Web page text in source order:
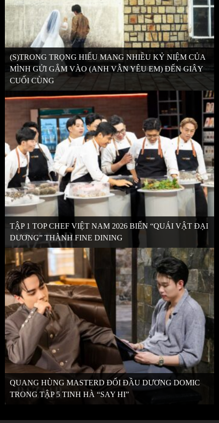
(S)TRONG TRỌNG HIẾU MANG NHIỀU KỶ NIỆM CỦA
MÌNH GỬI GẮM VÀO (ANH VẪN YÊU EM) ĐẾN GIÂY
CUỐI CÙNG
TẬP 1 TOP CHEF VIỆT NAM 2026 BIẾN “QUÁI VẬT ĐẠI
DƯƠNG” THÀNH FINE DINING
QUANG HÙNG MASTERD ĐỐI ĐẦU DƯƠNG DOMIC
TRONG TẬP 5 TINH HÀ “SAY HI”